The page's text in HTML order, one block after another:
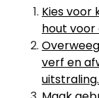
Kies voor
hout voor
verf en
uitstraling.